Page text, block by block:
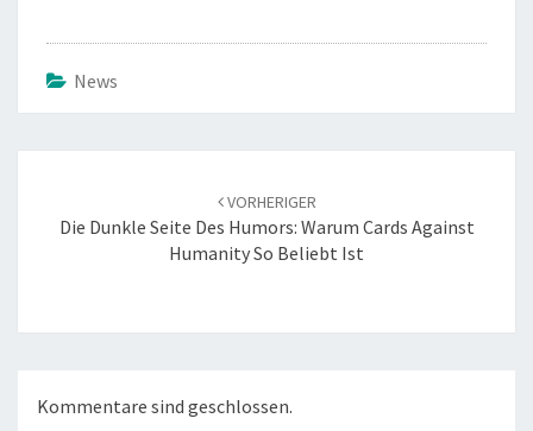
News
VORHERIGER
Die Dunkle Seite Des Humors: Warum Cards Against
Humanity So Beliebt Ist
Kommentare sind geschlossen.